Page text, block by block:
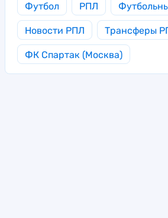
Футбол РПЛ
Новости РПЛ Трансферы
ФК Спартак (Москва)